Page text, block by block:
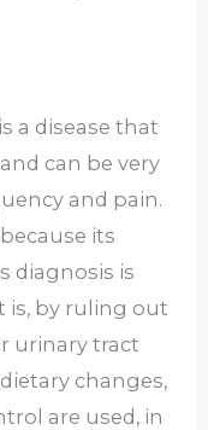
a disease that
can be very
and pain.
its
diagnosis is
is, by ruling out
urinary tract
changes,
are used, in